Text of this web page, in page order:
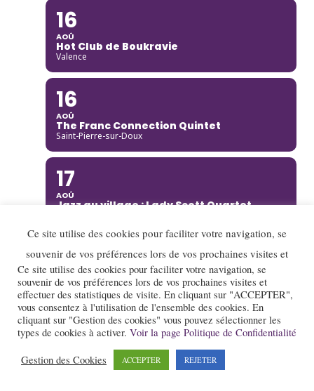
16
AOÛ
Hot Club de Boukravie
Valence
16
AOÛ
The Franc Connection Quintet
Saint-Pierre-sur-Doux
17
AOÛ
Jazz au village : Lady Scott Quartet
18
AOÛ
Djoukil Jazz Band
Annecy
18
Camille Heim Quintet
La Garde-Adhémar
Ce site utilise des cookies pour faciliter votre navigation, se
souvenir de vos préférences lors de vos prochaines visites et
Ce site utilise des cookies pour faciliter votre navigation, se
souvenir de vos préférences lors de vos prochaines visites et
effectuer des statistiques de visite. En cliquant sur "ACCEPTER",
vous consentez à l'utilisation de l'ensemble des cookies. En
cliquant sur "Gestion des cookies" vous pouvez sélectionner les
types de cookies à activer. Voir la page Politique de Confidentialité
Gestion des Cookies ACCEPTER REJETER